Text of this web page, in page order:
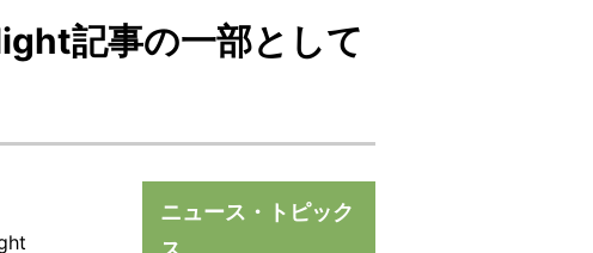
記事の一部として
ニュース・トピック